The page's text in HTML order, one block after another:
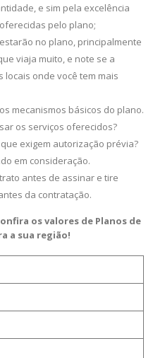
e sim pela excelência
pelo plano;
no plano, principalmente
viaja muito, e note se a
locais onde você tem mais
mecanismos básicos do plano.
os serviços oferecidos?
exigem autorização prévia?
em consideração.
antes de assinar e tire
da contratação.
os valores de Planos de
a sua região!